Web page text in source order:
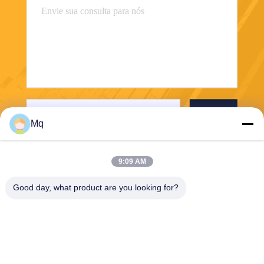
Mq
9:09 AM
Good day, what product are you looking for?